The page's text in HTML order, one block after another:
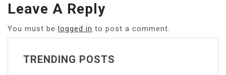
Leave A Reply
You must be logged in to post a comment.
TRENDING POSTS